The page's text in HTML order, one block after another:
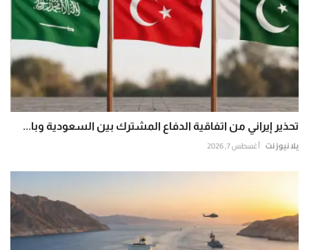
تحذير إيراني من اتفاقية الدفاع المشترك بين السعودية وبا...
يلا نيوز نت أغسطس 7, 2026